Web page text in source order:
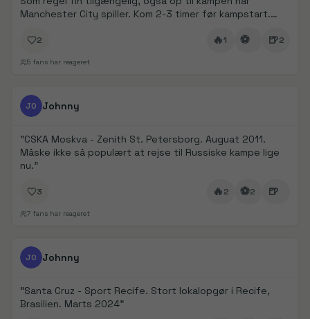
Manchester City spiller. Kom 2-3 timer før kampstart.
2 🔥1 ⚽ 🍺2
5 fans har reageret
FanDays bidrag
JO Johnny
"CSKA Moskva - Zenith St. Petersborg. Auguat 2011.
Måske ikke så populært at rejse til Russiske kampe lige
nu."
3 🔥2 ⚽2 🍺
7 fans har reageret
FanDays bidrag
JO Johnny
"Santa Cruz - Sport Recife. Stort lokalopgør i Recife,
Brasilien. Marts 2024"